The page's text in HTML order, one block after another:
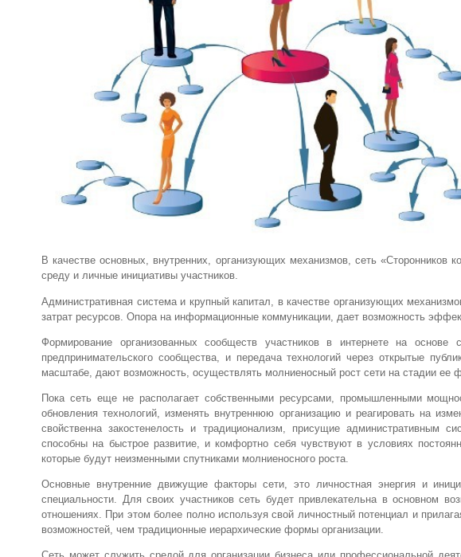
В качестве основных, внутренних, организующих механизмов, сеть «Сторонников
среду и личные инициативы участников.
Административная система и крупный капитал, в качестве организующих
затрат ресурсов. Опора на информационные коммуникации, дает возможность
Формирование организованных сообществ участников в интернете на
предпринимательского сообщества, и передача технологий через открытые
масштабе, дают возможность, осуществлять молниеносный рост сети на стадии ее
Пока сеть еще не располагает собственными ресурсами, промышленными
обновления технологий, изменять внутреннюю организацию и реагировать на
свойственна закостенелость и традиционализм, присущие
способны на быстрое развитие, и комфортно себя чувствуют в условиях
которые будут неизменными спутниками молниеносного роста.
Основные внутренние движущие факторы сети, это личностная энергия и
специальности. Для своих участников сеть будет привлекательна в основном
отношениях. При этом более полно используя свой личностный потенциал и
возможностей, чем традиционные иерархические формы организации.